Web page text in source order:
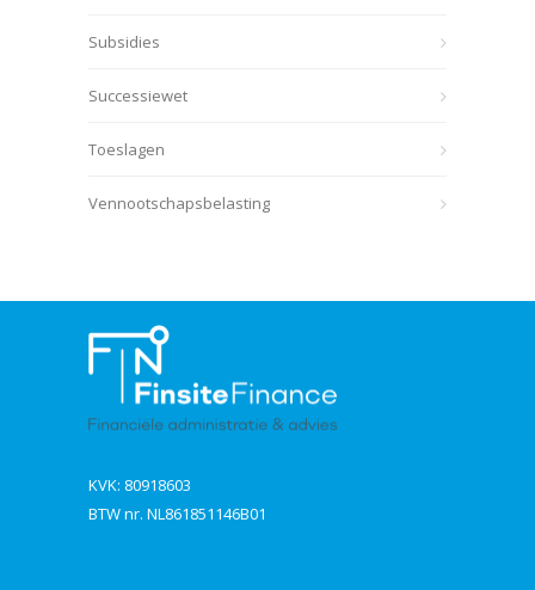
Subsidies
Successiewet
Toeslagen
Vennootschapsbelasting
KVK: 80918603
BTW nr. NL861851146B01